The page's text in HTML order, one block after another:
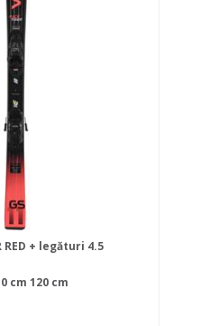
RED + legături 4.5
cm 120 cm